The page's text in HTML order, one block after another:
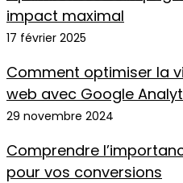
impact maximal
17 février 2025
Comment optimiser la
web avec Google
29 novembre 2024
Comprendre
pour vos conversions